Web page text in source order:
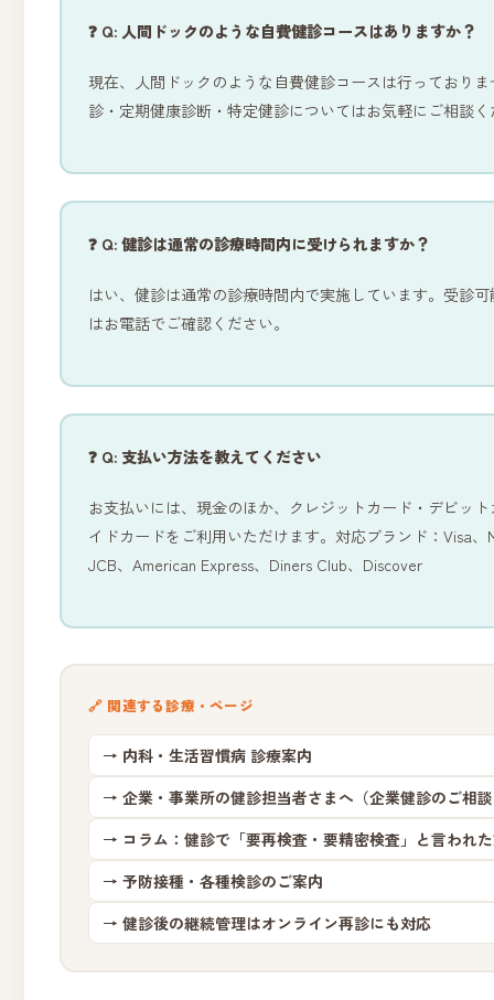
❓ Q: 人間ドックのような自費健診コースはありますか？
現在、人間ドックのような自費健診コースは行っており
診・定期健康診断・特定健診についてはお気軽にご相談
❓ Q: 健診は通常の診療時間内に受けられますか？
はい、健診は通常の診療時間内で実施しています。受診
はお電話でご確認ください。
❓ Q: 支払い方法を教えてください
お支払いには、現金のほか、クレジットカード・デビッ
イドカードをご利用いただけます。対応ブランド：Visa
JCB、American Express、Diners Club、Discover
🔗 関連する診療・ページ
→ 内科・生活習慣病 診療案内
→ 企業・事業所の健診担当者さまへ（企業健診のご相
→ コラム：健診で「要再検査・要精密検査」と言われ
→ 予防接種・各種検診のご案内
→ 健診後の継続管理はオンライン再診にも対応